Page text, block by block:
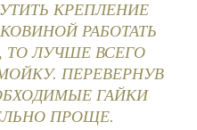
КРЕПЛЕНИЕ
РАБОТАТЬ
ТО ЛУЧШЕ ВСЕГО
ПЕРЕВЕРНУВ
ГАЙКИ
ПРОЩЕ.